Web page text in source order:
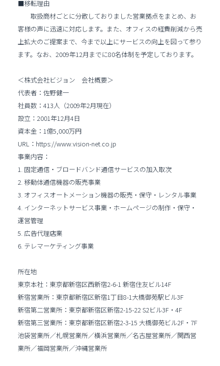
■移転理由
取扱商材ごとに分散しておりました営業拠点をまとめ、お
客様の声に迅速に対応します。また、オフィスの経費削減から売
上拡大のご提案まで、今まで以上にサービスの向上を図って参り
ます。なお、2009年12月までに80名体制を予定しております。
＜株式会社ビジョン 会社概要＞
代表者：佐野健一
社員数：413人（2009年2月現在）
設立：2001年12月4日
資本金：1億5,000万円
URL：https://www.vision-net.co.jp
事業内容：
1. 固定通信・ブロードバンド通信サービスの加入取次
2. 移動体通信機器の販売事業
3. オフィスオートメーション機器の販売・保守・レンタル事業
4. インターネットサービス事業・ホームページの制作・保守・
運営管理
5. 広告代理店業
6. テレマーケティング事業
所在地
東京本社：東京都新宿区西新宿2-6-1 新宿住友ビル14F
新宿営業所：東京都新宿区新宿1丁目8-1大橋御苑駅ビル3F
新宿第二営業所：東京都新宿区新宿2-15-22 S2ビル3F・4F
新宿第三営業所：東京都新宿区新宿2-3-15 大橋御苑ビル2F・7F
池袋営業所／札幌営業所／横浜営業所／名古屋営業所／関西営
業所／福岡営業所／沖縄営業所